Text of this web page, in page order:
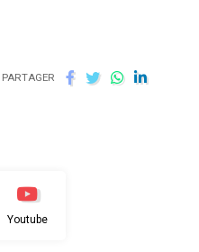
PARTAGER
Youtube